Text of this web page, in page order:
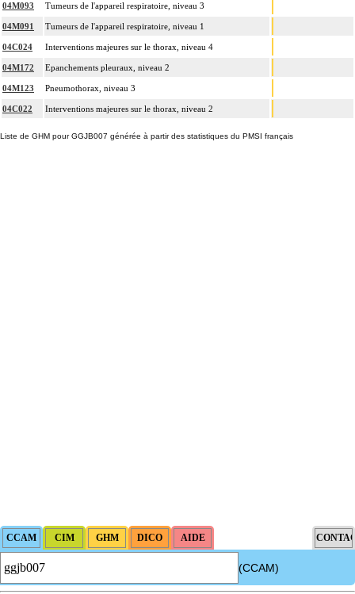
04M093 Tumeurs de l'appareil respiratoire, niveau 3
04M091 Tumeurs de l'appareil respiratoire, niveau 1
04C024 Interventions majeures sur le thorax, niveau 4
04M172 Epanchements pleuraux, niveau 2
04M123 Pneumothorax, niveau 3
04C022 Interventions majeures sur le thorax, niveau 2
Liste de GHM pour GGJB007 générée à partir des statistiques du PMSI français
(CCAM)